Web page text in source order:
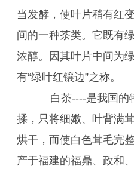
当发酵，使叶片稍有红
间的一种茶类。它既有
浓醇。因其叶片中间为
有“绿叶红镶边”之称。
白茶----是我国的
揉，只将细嫩、叶背满
烘干，而使白色茸毛完
产于福建的福鼎、政和